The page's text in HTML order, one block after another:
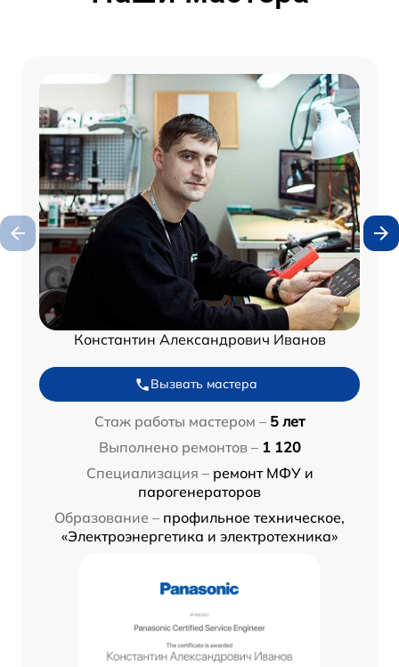
Константин Александрович Иванов
Вызвать мастера
Стаж работы мастером – 5 лет
Выполнено ремонтов – 1 120
Специализация – ремонт МФУ и
парогенераторов
Образование – профильное техническое,
«Электроэнергетика и электротехника»